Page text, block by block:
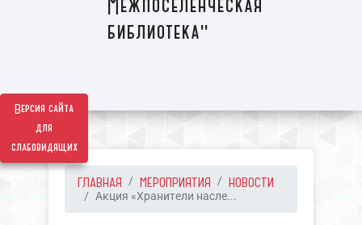
Версия сайта
для
слабовидящих
Межпоселенческая
библиотека"
ГЛАВНАЯ МЕРОПРИЯТИЯ НОВОСТИ
Акция «Хранители насле...